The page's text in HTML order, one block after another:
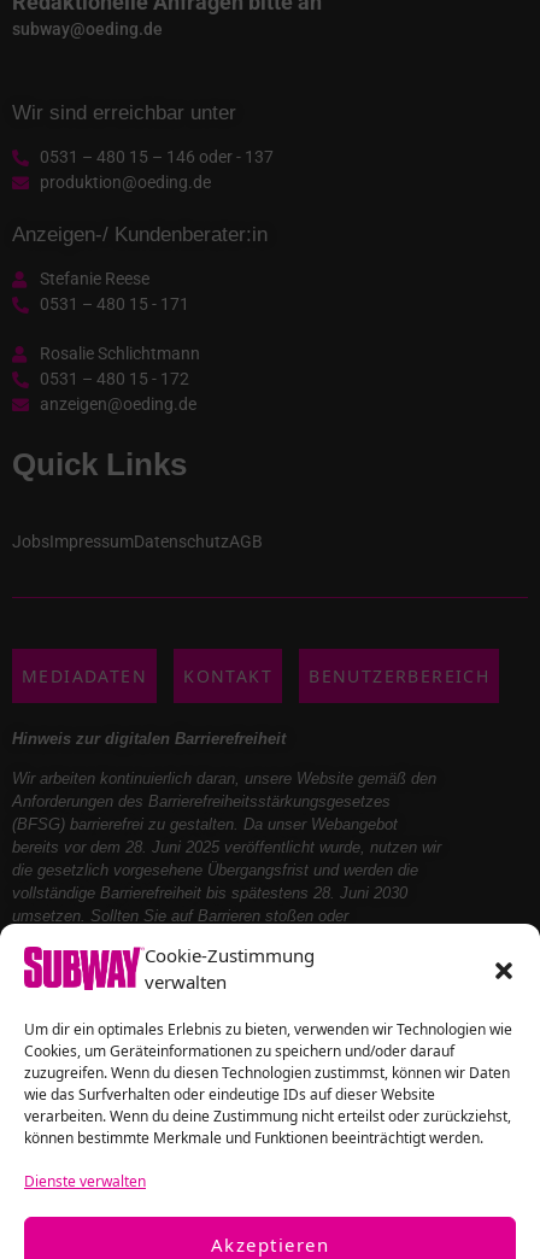
Cookie-Zustimmung
verwalten
Um dir ein optimales Erlebnis zu bieten, verwenden wir Technologien wie
Cookies, um Geräteinformationen zu speichern und/oder darauf
zuzugreifen. Wenn du diesen Technologien zustimmst, können wir Daten
wie das Surfverhalten oder eindeutige IDs auf dieser Website
verarbeiten. Wenn du deine Zustimmung nicht erteilst oder zurückziehst,
können bestimmte Merkmale und Funktionen beeinträchtigt werden.
Dienste verwalten
Akzeptieren
subway@oeding.de
Wir sind erreichbar unter
0531 – 480 15 – 146 oder - 137
produktion@oeding.de
Anzeigen-/ Kundenberater:in
Stefanie Reese
0531 – 480 15 - 171
Rosalie Schlichtmann
0531 – 480 15 - 172
anzeigen@oeding.de
Quick Links
JobsImpressumDatenschutzAGB
MEDIADATEN KONTAKT BENUTZERBEREICH
Hinweis zur digitalen Barrierefreiheit
Wir arbeiten kontinuierlich daran, unsere Website gemäß den
Anforderungen des Barrierefreiheitsstärkungsgesetzes
(BFSG) barrierefrei zu gestalten. Da unser Webangebot
bereits vor dem 28. Juni 2025 veröffentlicht wurde, nutzen wir
die gesetzlich vorgesehene Übergangsfrist und werden die
vollständige Barrierefreiheit bis spätestens 28. Juni 2030
umsetzen. Sollten Sie auf Barrieren stoßen oder
helfen Ihnen gerne weiter.
Folge uns auf